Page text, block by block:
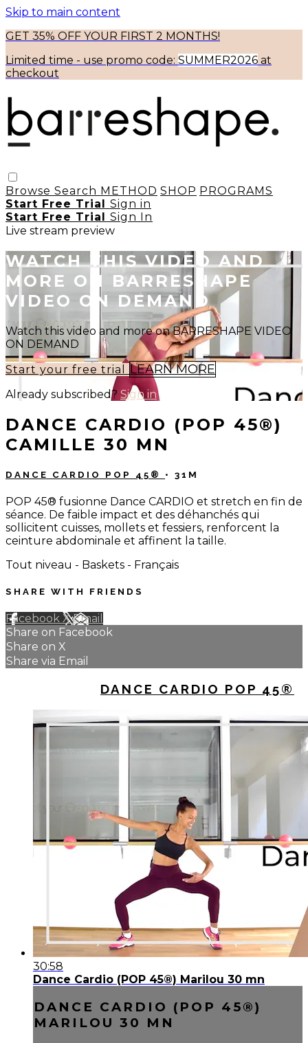
Skip to main content
GET 35% OFF YOUR FIRST 2 MONTHS!
Limited time - use promo code: SUMMER2026 at
checkout
Browse Search METHOD SHOP PROGRAMS
Start Free Trial Sign in
Start Free Trial Sign In
Live stream preview
WATCH THIS VIDEO AND
MORE ON BARRESHAPE
VIDEO ON DEMAND
Watch this video and more on BARRESHAPE VIDEO
ON DEMAND
Start your free trial LEARN MORE
Already subscribed? Sign in
DANCE CARDIO (POP 45®)
CAMILLE 30 MN
DANCE CARDIO POP 45® • 31M
POP 45® fusionne Dance CARDIO et stretch en fin de
séance. De faible impact et des déhanchés qui
sollicitent cuisses, mollets et fessiers, renforcent la
ceinture abdominale et affinent la taille.
Tout niveau - Baskets - Français
SHARE WITH FRIENDS
Facebook XEmail
Share on Facebook
Share on X
Share via Email
DANCE CARDIO POP 45®
30:58
Dance Cardio (POP 45®) Marilou 30 mn
DANCE CARDIO (POP 45®)
MARILOU 30 MN